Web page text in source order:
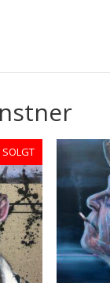
SOLGT